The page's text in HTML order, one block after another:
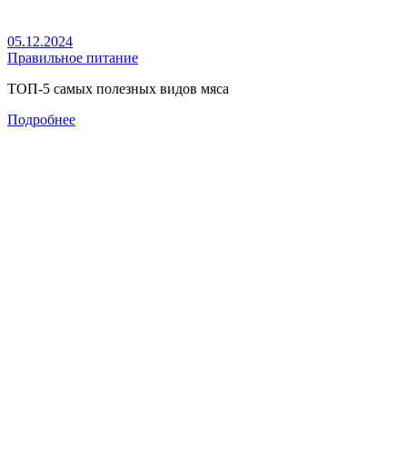
05.12.2024
Правильное питание
ТОП-5 самых полезных видов мяса
Подробнее